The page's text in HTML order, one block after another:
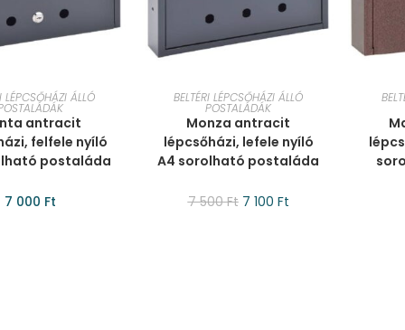
TESZEM
LÉPCSŐHÁZI ÁLLÓ
antracit
felfele nyíló
postaláda
7 000 Ft
KOSÁRBA TESZEM
BELTÉRI LÉPCSŐHÁZI ÁLLÓ
POSTALÁDÁK
Monza antracit
lépcsőházi, lefele nyíló
A4 sorolható postaláda
7 500Ft 7 100 Ft